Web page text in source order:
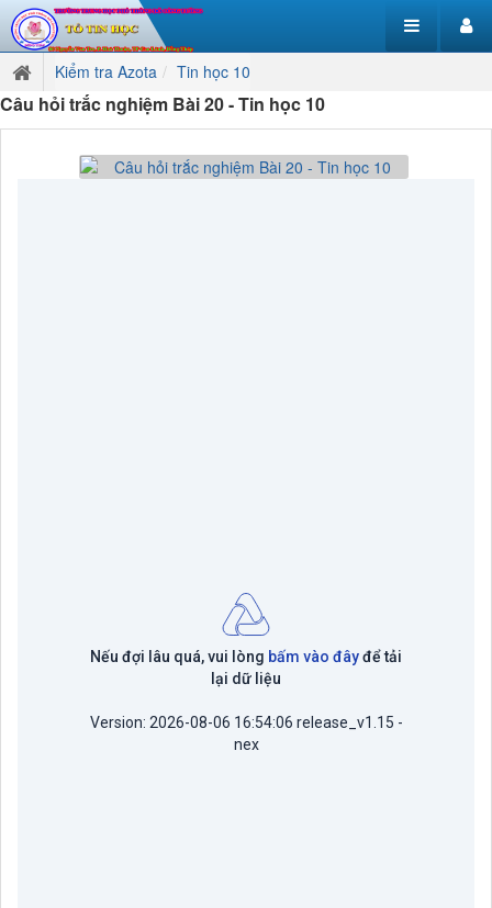
Kiểm tra Azota Tin học 10
Câu hỏi trắc nghiệm Bài 20 - Tin học 10